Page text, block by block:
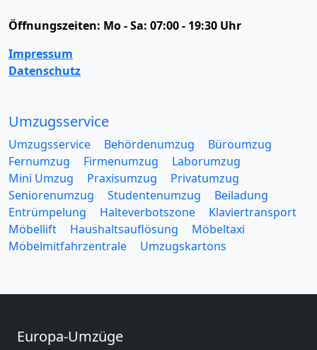
Öffnungszeiten: Mo - Sa: 07:00 - 19:30 Uhr
Impressum
Datenschutz
Umzugsservice
Umzugsservice Behördenumzug
Büroumzug
Fernumzug
Firmenumzug
Laborumzug
Mini Umzug
Praxisumzug
Privatumzug
Seniorenumzug
Studentenumzug
Beiladung
Entrümpelung
Halteverbotszone
Klaviertransport
Möbellift
Haushaltsauflösung
Möbeltaxi
Möbelmitfahrzentrale
Umzugskartons
Europa-Umzüge